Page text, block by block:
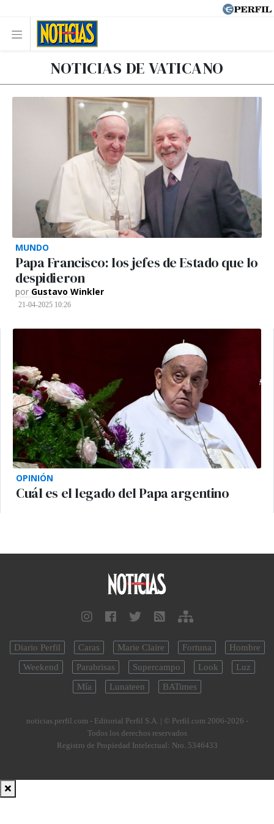
NOTICIAS DE VATICANO
MUNDO
Papa Francisco: los jefes de Estado que lo
despidieron
por Gustavo Winkler
21-04-2025 10:26
OPINIÓN
Cuál es el legado del Papa argentino
Diario Perfil Caras Marie Claire Fortuna
Hombre
Weekend
Parabrisas Supercampo Look
Luz
Mía
Lunateen BATimes
noticias.perfil.com - Editorial Perfil S.A. | © Perfil.com 2006-2026 -
Todos los derechos reservados
Registro de Propiedad Intelectual: Nro. 5346433